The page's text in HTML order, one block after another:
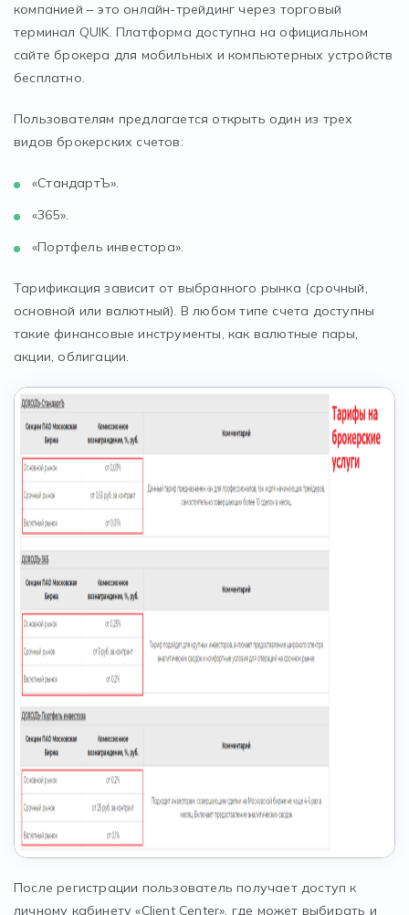
компанией – это онлайн-трейдинг через торговый
терминал QUIK. Платформа доступна на официальном
сайте брокера для мобильных и компьютерных устройств
бесплатно.
Пользователям предлагается открыть один из трех
видов брокерских счетов:
«СтандартЪ».
«365».
«Портфель инвестора».
Тарификация зависит от выбранного рынка (срочный,
основной или валютный). В любом типе счета доступны
такие финансовые инструменты, как валютные пары,
акции, облигации.
После регистрации пользователь получает доступ к
личному кабинету «Client Center», где может выбирать и